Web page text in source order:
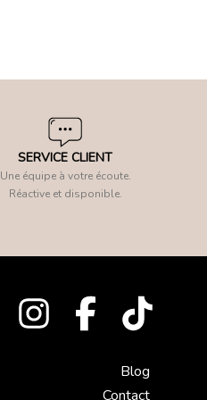
SERVICE CLIENT
Une équipe à votre écoute.
Réactive et disponible.
Blog
Contact